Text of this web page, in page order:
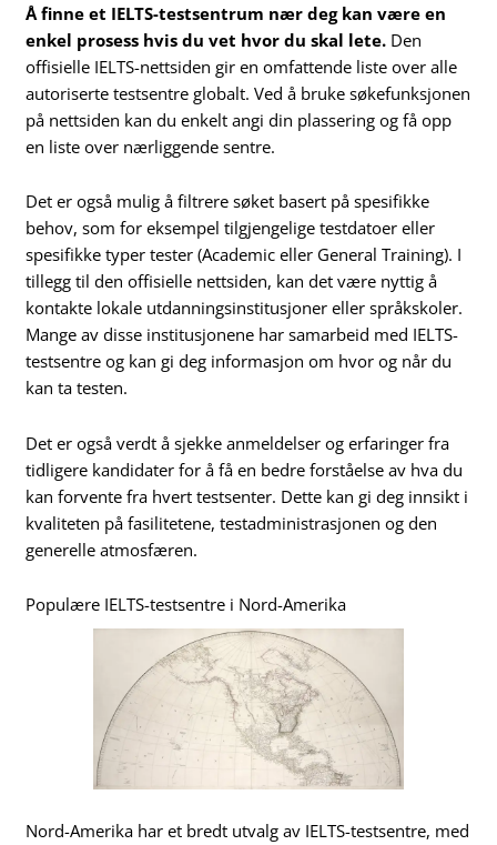
Å finne et IELTS-testsentrum nær deg kan være en
enkel prosess hvis du vet hvor du skal lete. Den
offisielle IELTS-nettsiden gir en omfattende liste over alle
autoriserte testsentre globalt. Ved å bruke søkefunksjonen
på nettsiden kan du enkelt angi din plassering og få opp
en liste over nærliggende sentre.
Det er også mulig å filtrere søket basert på spesifikke
behov, som for eksempel tilgjengelige testdatoer eller
spesifikke typer tester (Academic eller General Training). I
tillegg til den offisielle nettsiden, kan det være nyttig å
kontakte lokale utdanningsinstitusjoner eller språkskoler.
Mange av disse institusjonene har samarbeid med IELTS-
testsentre og kan gi deg informasjon om hvor og når du
kan ta testen.
Det er også verdt å sjekke anmeldelser og erfaringer fra
tidligere kandidater for å få en bedre forståelse av hva du
kan forvente fra hvert testsenter. Dette kan gi deg innsikt i
kvaliteten på fasilitetene, testadministrasjonen og den
generelle atmosfæren.
Populære IELTS-testsentre i Nord-Amerika
Nord-Amerika har et bredt utvalg av IELTS-testsentre, med